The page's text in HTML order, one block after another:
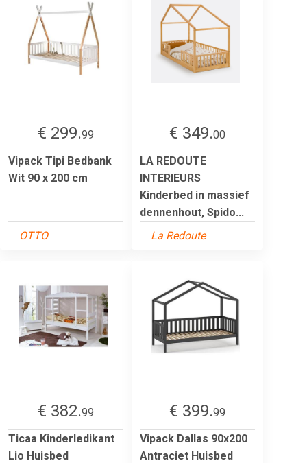
€ 299.99
Vipack Tipi Bedbank
Wit 90 x 200 cm
OTTO
€ 349.00
LA REDOUTE
INTERIEURS
Kinderbed in massief
dennenhout, Spido...
La Redoute
€ 382.99
Ticaa Kinderledikant
Lio Huisbed
€ 399.99
Vipack Dallas 90x200
Antraciet Huisbed